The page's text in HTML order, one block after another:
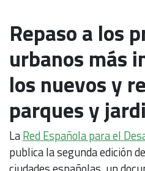
Repaso a los
urbanos más
los nuevos y
parques y
LaRed Española para el
publica la segunda edición